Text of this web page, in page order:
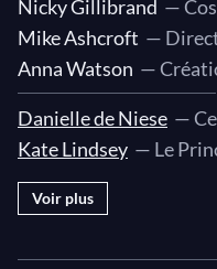
II. Toi qui
III. Enfin, je
III. C'est vrai !
III. Lorsqu'on
III. Ma
Nicky Gillibrand —
Mike Ashcroft —
Anna Watson —
Danielle de Niese —
Kate Lindsey — Le
Voir plus